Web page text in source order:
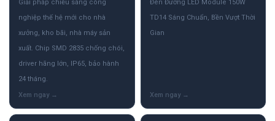
Giải pháp chiếu sáng công
nghiệp thế hệ mới cho nhà
xưởng, kho bãi, nhà máy sản
xuất. Chip SMD 2835 chống chói,
driver hãng lớn, IP65, bảo hành
24 tháng.
Đèn Đường LED Module 150W
TD14 Sáng Chuẩn, Bền Vượt Thời
Gian